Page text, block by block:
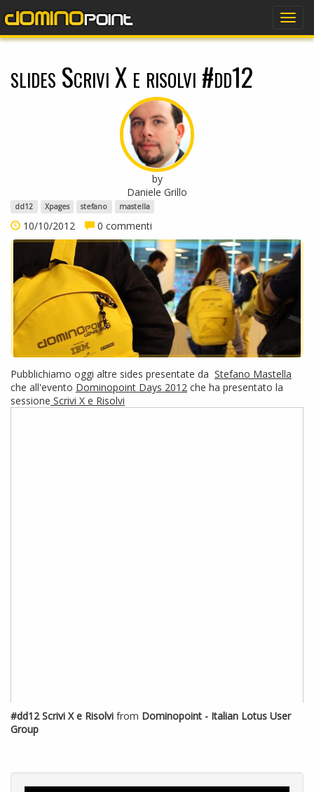
slides Scrivi X e risolvi #dd12
by
Daniele Grillo
dd12 Xpages stefano mastella
10/10/2012 0 commenti
Pubblichiamo oggi altre sides presentate da Stefano Mastella
che all'evento Dominopoint Days 2012 che ha presentato la
sessione Scrivi X e Risolvi
#dd12 Scrivi X e Risolvi from Dominopoint - Italian Lotus User
Group